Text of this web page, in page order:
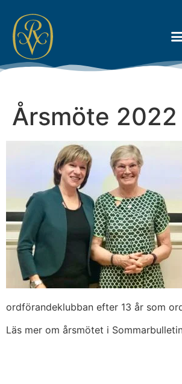
Årsmöte 2022
ordförandeklubban efter 13 år som
Läs mer om årsmötet i